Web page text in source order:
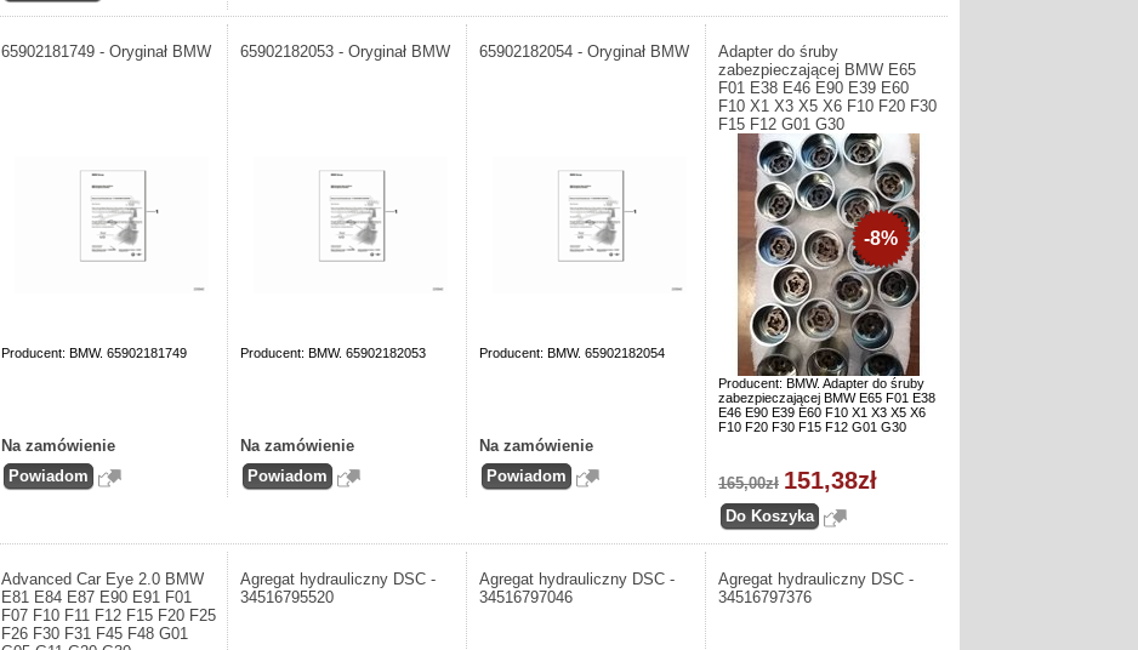
65902181749 - Oryginał BMW
Producent: BMW. 65902181749
Na zamówienie
65902182053 - Oryginał BMW
Producent: BMW. 65902182053
Na zamówienie
65902182054 - Oryginał BMW
Producent: BMW. 65902182054
Na zamówienie
Adapter do śruby
zabezpieczającej BMW E65
F01 E38 E46 E90 E39 E60
F10 X1 X3 X5 X6 F10 F20 F30
F15 F12 G01 G30
Producent: BMW. Adapter do śruby
zabezpieczającej BMW E65 F01 E38
E46 E90 E39 E60 F10 X1 X3 X5 X6
F10 F20 F30 F15 F12 G01 G30
-8%
165,00zł 151,38zł
Advanced Car Eye 2.0 BMW
E81 E84 E87 E90 E91 F01
F07 F10 F11 F12 F15 F20 F25
F26 F30 F31 F45 F48 G01
Agregat hydrauliczny DSC -
34516795520
Agregat hydrauliczny DSC -
34516797046
Agregat hydrauliczny DSC -
34516797376